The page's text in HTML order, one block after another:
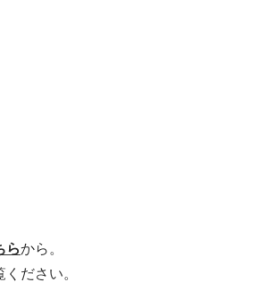
らから。
ださい。